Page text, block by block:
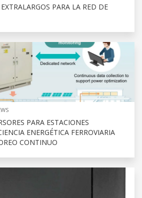
PARA LA RED DE
PARA ESTACIONES
ENERGÉTICA FERROVIARIA
CONTINUO